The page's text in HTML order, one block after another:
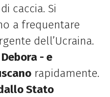
caccia. Si
a frequentare
dell’Ucraina.
- e
rapidamente.
Stato